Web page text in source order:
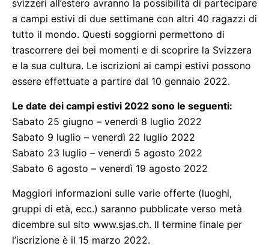
svizzeri all’estero avranno la possibilità di partecipare
a campi estivi di due settimane con altri 40 ragazzi di
tutto il mondo. Questi soggiorni permettono di
trascorrere dei bei momenti e di scoprire la Svizzera
e la sua cultura. Le iscrizioni ai campi estivi possono
essere effettuate a partire dal 10 gennaio 2022.
Le date dei campi estivi 2022 sono le seguenti:
Sabato 25 giugno – venerdì 8 luglio 2022
Sabato 9 luglio – venerdì 22 luglio 2022
Sabato 23 luglio – venerdì 5 agosto 2022
Sabato 6 agosto – venerdì 19 agosto 2022
Maggiori informazioni sulle varie offerte (luoghi,
gruppi di età, ecc.) saranno pubblicate verso metà
dicembre sul sito www.sjas.ch. Il termine finale per
l’iscrizione è il 15 marzo 2022.